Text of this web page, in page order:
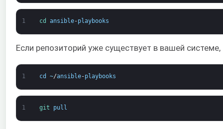
1 cd ansible-playbooks
Если репозиторий уже существует в вашей
1 cd ~/ansible-playbooks
1 git pull